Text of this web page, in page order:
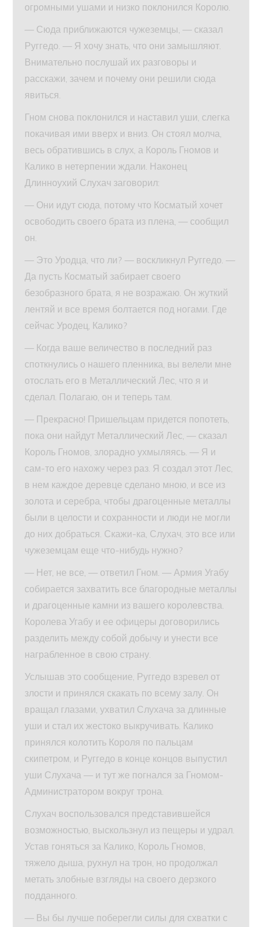
огромными ушами и низко поклонился Королю.
— Сюда приближаются чужеземцы, — сказал
Руггедо. — Я хочу знать, что они замышляют.
Внимательно послушай их разговоры и
расскажи, зачем и почему они решили сюда
явиться.
Гном снова поклонился и наставил уши, слегка
покачивая ими вверх и вниз. Он стоял молча,
весь обратившись в слух, а Король Гномов и
Калико в нетерпении ждали. Наконец
Длинноухий Слухач заговорил:
— Они идут сюда, потому что Косматый хочет
освободить своего брата из плена, — сообщил
он.
— Это Уродца, что ли? — воскликнул Руггедо. —
Да пусть Косматый забирает своего
безобразного брата, я не возражаю. Он жуткий
лентяй и все время болтается под ногами. Где
сейчас Уродец, Калико?
— Когда ваше величество в последний раз
споткнулись о нашего пленника, вы велели мне
отослать его в Металлический Лес, что я и
сделал. Полагаю, он и теперь там.
— Прекрасно! Пришельцам придется попотеть,
пока они найдут Металлический Лес, — сказал
Король Гномов, злорадно ухмыляясь. — Я и
сам-то его нахожу через раз. Я создал этот Лес,
в нем каждое деревце сделано мною, и все из
золота и серебра, чтобы драгоценные металлы
были в целости и сохранности и люди не могли
до них добраться. Скажи-ка, Слухач, это все или
чужеземцам еще что-нибудь нужно?
— Нет, не все, — ответил Гном. — Армия Угабу
собирается захватить все благородные металлы
и драгоценные камни из вашего королевства.
Королева Угабу и ее офицеры договорились
разделить между собой добычу и унести все
награбленное в свою страну.
Услышав это сообщение, Руггедо взревел от
злости и принялся скакать по всему залу. Он
вращал глазами, ухватил Слухача за длинные
уши и стал их жестоко выкручивать. Калико
принялся колотить Короля по пальцам
скипетром, и Руггедо в конце концов выпустил
уши Слухача — и тут же погнался за Гномом-
Администратором вокруг трона.
Слухач воспользовался представившейся
возможностью, выскользнул из пещеры и удрал.
Устав гоняться за Калико, Король Гномов,
тяжело дыша, рухнул на трон, но продолжал
метать злобные взгляды на своего дерзкого
подданного.
— Вы бы лучше поберегли силы для схватки с